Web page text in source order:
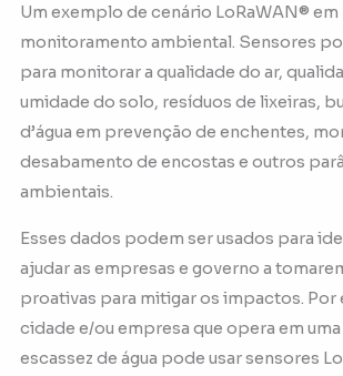
Um exemplo de cenário LoRaWAN® em
monitoramento ambiental. Sensores
para monitorar a qualidade do ar,
umidade do solo, resíduos de lixeiras,
d’água em prevenção de enchentes,
desabamento de encostas e outros
ambientais.
Esses dados podem ser usados para
ajudar as empresas e governo a
proativas para mitigar os impactos. Por
cidade e/ou empresa que opera em
escassez de água pode usar sensores